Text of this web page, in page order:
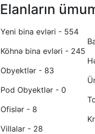
Elanların
Yeni bina evləri - 554
Köhnə bina evləri - 245
Obyektlər - 83
Pod Obyektlər - 0
Ofislər - 8
Villalar - 28